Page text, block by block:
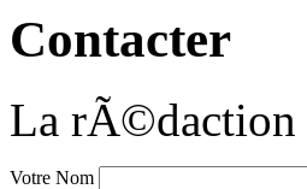
Contacter
La rÃ©daction
Votre Nom